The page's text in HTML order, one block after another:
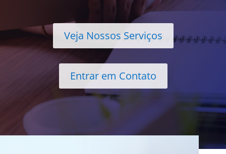
Veja Nossos Serviços
Entrar em Contato